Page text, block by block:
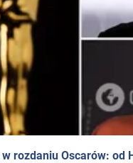
rozdaniu Oscarów: od